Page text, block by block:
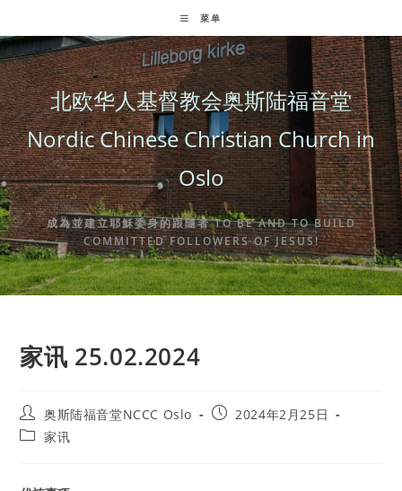
to
content
菜单
北欧华人基督教会奥斯陆福音堂
Nordic Chinese Christian Church in
Oslo
成為並建立耶穌委身的跟隨者 TO BE AND TO BUILD
COMMITTED FOLLOWERS OF JESUS!
家讯 25.02.2024
Post
author:
奥斯陆福音堂NCCC Oslo
Post2024年2月25日
Post家讯